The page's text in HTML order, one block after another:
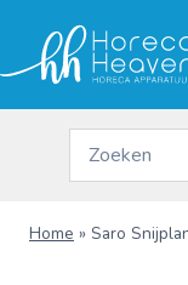
inhoud
Home » Saro